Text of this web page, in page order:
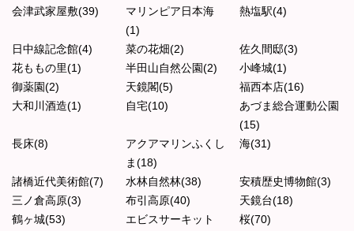
会津武家屋敷(39)
マリンピア日本海
(1)
熱塩駅(4)
日中線記念館(4) 菜の花畑(2)
佐久間邸(3)
花ももの里(1)
半田山自然公園(2)
小峰城(1)
御薬園(2)
天鏡閣(5)
福西本店(16)
大和川酒造(1)
自宅(10)
あづま総合運動公園
(15)
長床(8)
アクアマリンふくし
ま(18)
海(31)
諸橋近代美術館(7) 水林自然林(38)
安積歴史博物館(3)
三ノ倉高原(3)
布引高原(40)
天鏡台(18)
鶴ヶ城(53)
エビスサーキット
桜(70)